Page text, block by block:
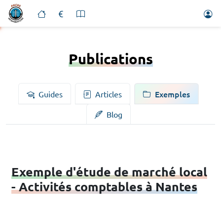
Publications
Guides Articles Exemples
Blog
Exemple d'étude de marché local
- Activités comptables à Nantes